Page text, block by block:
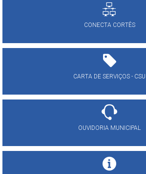
CONECTA CORTÊS
CARTA DE SERVIÇOS - CSU
OUVIDORIA MUNICIPAL